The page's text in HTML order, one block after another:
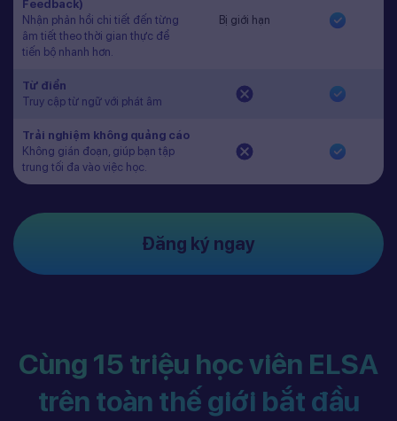
Feedback)
Nhận phản hồi chi tiết đến từng
âm tiết theo thời gian thực để
tiến bộ nhanh hơn.
Bị giới hạn
Từ điển
Truy cập từ ngữ với phát âm
Trải nghiệm không quảng cáo
Không gián đoạn, giúp bạn tập
trung tối đa vào việc học.
Đăng ký ngay
Cùng 15 triệu học viên ELSA
trên toàn thế giới bắt đầu